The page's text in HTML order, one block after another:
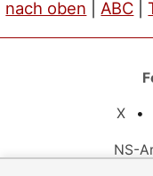
nach oben ABC |
X •
NS-